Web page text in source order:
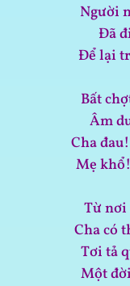
Người
Đã
Để lại
Bất
Âm
Cha
Mẹ
Từ nơi
Cha có
Tơi tả
Một